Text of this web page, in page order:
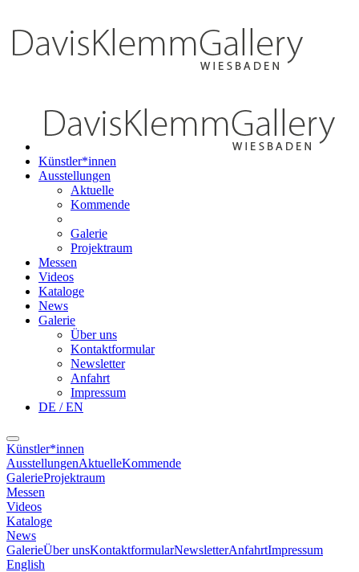
Künstler*innen
Ausstellungen
Aktuelle
Kommende
Galerie
Projektraum
Messen
Videos
Kataloge
News
Galerie
Über uns
Kontaktformular
Newsletter
Anfahrt
Impressum
DE / EN
Künstler*innen
AusstellungenAktuelleKommende
GalerieProjektraum
Messen
Videos
Kataloge
News
GalerieÜber unsKontaktformularNewsletterAnfahrtImpressum
English